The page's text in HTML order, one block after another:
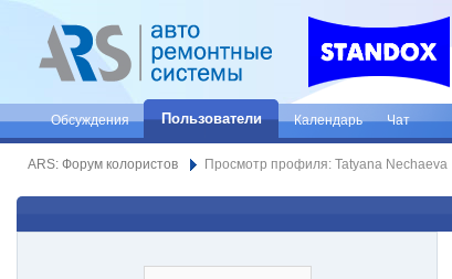
Обсуждения Пользователи Календарь Чат
ARS: Форум колористов Просмотр профиля: Tatyana Nechaeva